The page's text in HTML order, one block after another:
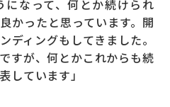
なって、何とか続けられ
かったと思っています。開
ディングもしてきました。
すが、何とかこれからも続
しています」